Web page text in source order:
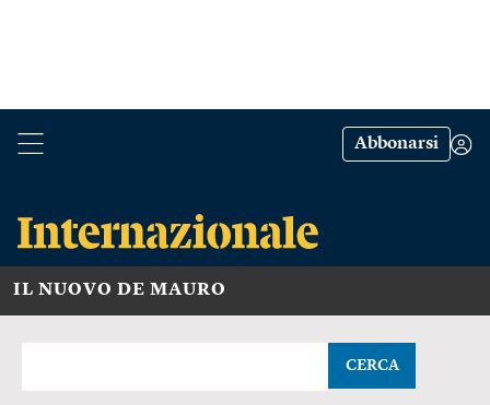
Abbonarsi
IL NUOVO DE MAURO
CERCA